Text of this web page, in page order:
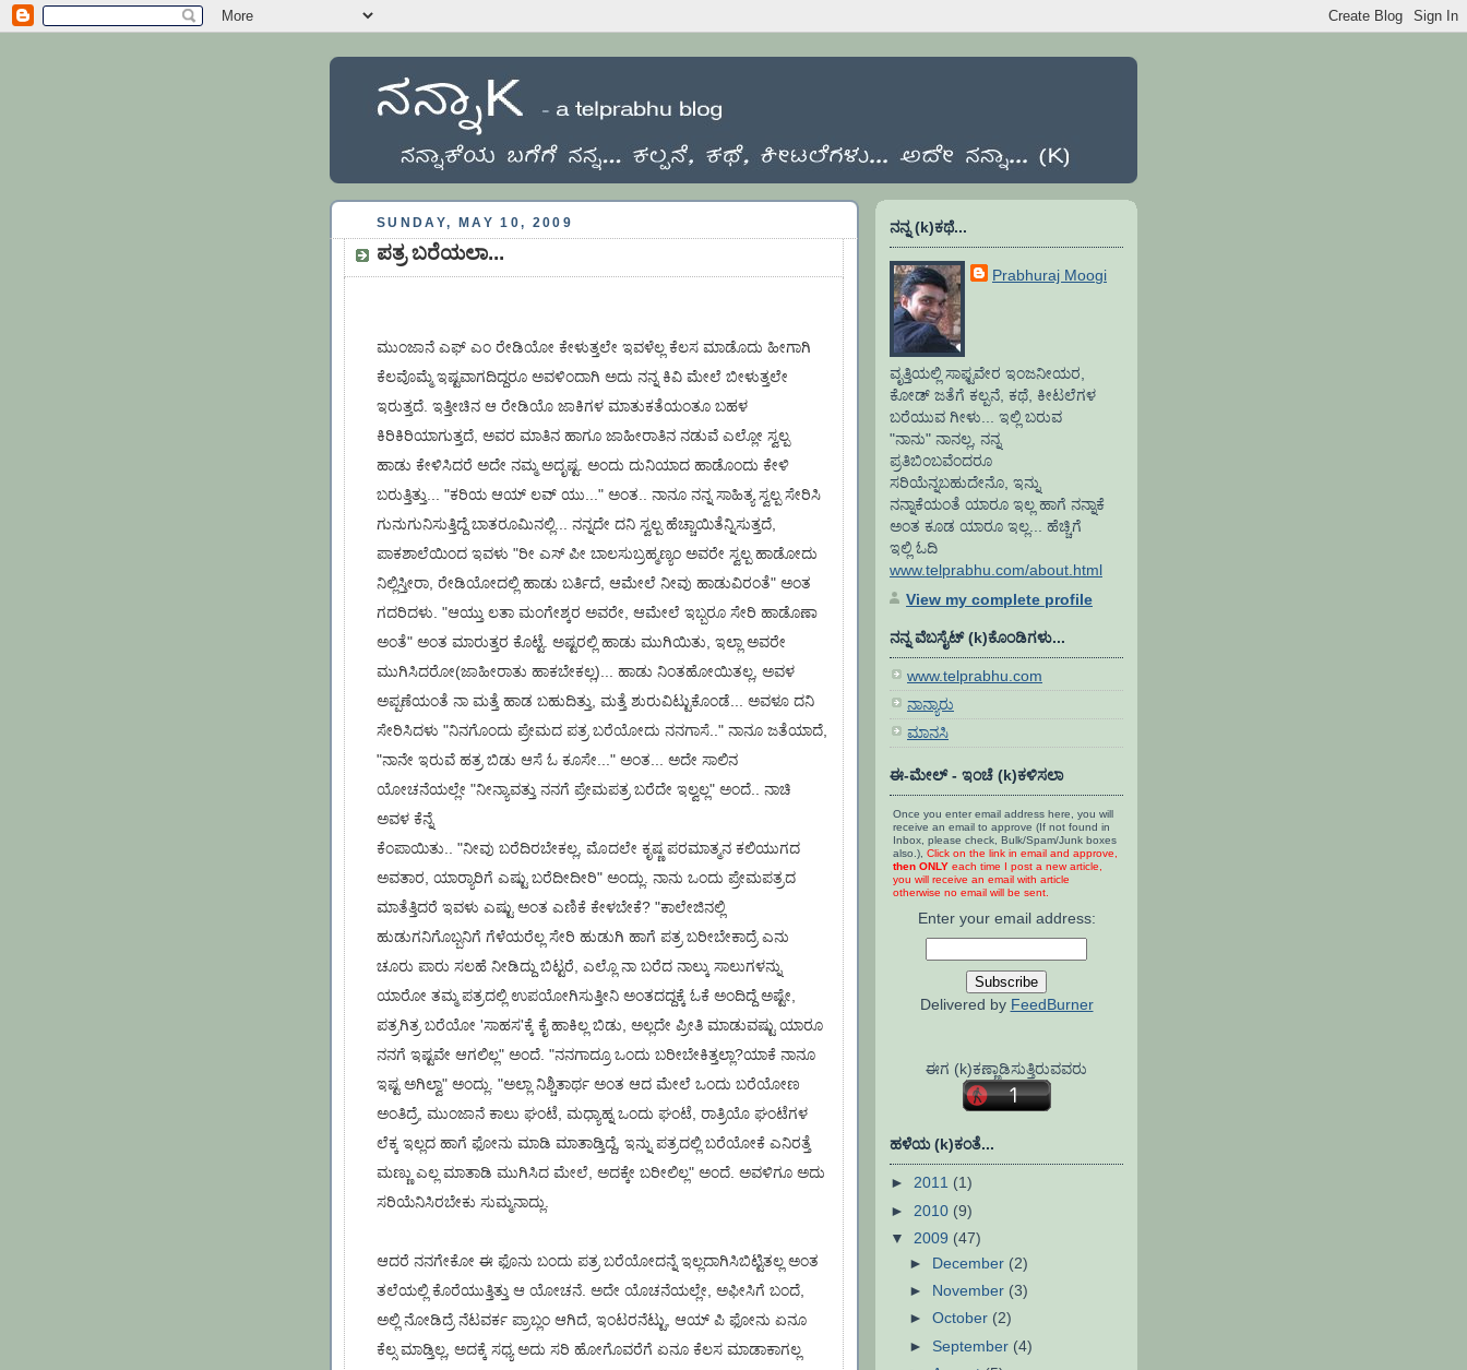
SUNDAY, MAY 10, 2009
ಪತ್ರ ಬರೆಯಲಾ...
ಮುಂಜಾನೆ ಎಫ್ ಎಂ ರೇಡಿಯೋ ಕೇಳುತ್ತಲೇ ಇವಳೆಲ್ಲ ಕೆಲಸ ಮಾಡೊದು ಹೀಗಾಗಿ
ಕೆಲವೊಮ್ಮೆ ಇಷ್ಟವಾಗದಿದ್ದರೂ ಅವಳಿಂದಾಗಿ ಅದು ನನ್ನ ಕಿವಿ ಮೇಲೆ ಬೀಳುತ್ತಲೇ
ಇರುತ್ತದೆ. ಇತ್ತೀಚಿನ ಆ ರೇಡಿಯೊ ಜಾಕಿಗಳ ಮಾತುಕತೆಯಂತೂ ಬಹಳ
ಕಿರಿಕಿರಿಯಾಗುತ್ತದೆ, ಅವರ ಮಾತಿನ ಹಾಗೂ ಜಾಹೀರಾತಿನ ನಡುವೆ ಎಲ್ಲೋ ಸ್ವಲ್ಪ
ಹಾಡು ಕೇಳಿಸಿದರೆ ಅದೇ ನಮ್ಮ ಅದೃಷ್ಟ. ಅಂದು ದುನಿಯಾದ ಹಾಡೊಂದು ಕೇಳಿ
ಬರುತ್ತಿತ್ತು... "ಕರಿಯ ಆಯ್ ಲವ್ ಯು..." ಅಂತ.. ನಾನೂ ನನ್ನ ಸಾಹಿತ್ಯ ಸ್ವಲ್ಪ ಸೇರಿಸಿ
ಗುನುಗುನಿಸುತ್ತಿದ್ದೆ ಬಾತರೂಮಿನಲ್ಲಿ... ನನ್ನದೇ ದನಿ ಸ್ವಲ್ಪ ಹೆಚ್ಚಾಯಿತೆನ್ನಿಸುತ್ತದೆ,
ಪಾಕಶಾಲೆಯಿಂದ ಇವಳು "ರೀ ಎಸ್ ಪೀ ಬಾಲಸುಬ್ರಹ್ಮಣ್ಯಂ ಅವರೇ ಸ್ವಲ್ಪ ಹಾಡೋದು
ನಿಲ್ಲಿಸ್ತೀರಾ, ರೇಡಿಯೋದಲ್ಲಿ ಹಾಡು ಬರ್ತಿದೆ, ಆಮೇಲೆ ನೀವು ಹಾಡುವಿರಂತೆ" ಅಂತ
ಗದರಿದಳು. "ಆಯ್ತು ಲತಾ ಮಂಗೇಶ್ಕರ ಅವರೇ, ಆಮೇಲೆ ಇಬ್ಬರೂ ಸೇರಿ ಹಾಡೊಣಾ
ಅಂತೆ" ಅಂತ ಮಾರುತ್ತರ ಕೊಟ್ಟೆ. ಅಷ್ಟರಲ್ಲಿ ಹಾಡು ಮುಗಿಯಿತು, ಇಲ್ಲಾ ಅವರೇ
ಮುಗಿಸಿದರೋ(ಜಾಹೀರಾತು ಹಾಕಬೇಕಲ್ಲ)... ಹಾಡು ನಿಂತಹೋಯಿತಲ್ಲ, ಅವಳ
ಅಪ್ಪಣೆಯಂತೆ ನಾ ಮತ್ತೆ ಹಾಡ ಬಹುದಿತ್ತು, ಮತ್ತೆ ಶುರುವಿಟ್ಟುಕೊಂಡೆ... ಅವಳೂ ದನಿ
ಸೇರಿಸಿದಳು "ನಿನಗೊಂದು ಪ್ರೇಮದ ಪತ್ರ ಬರೆಯೋದು ನನಗಾಸೆ.." ನಾನೂ ಜತೆಯಾದೆ,
"ನಾನೇ ಇರುವೆ ಹತ್ರ ಬಿಡು ಆಸೆ ಓ ಕೂಸೇ..." ಅಂತ... ಅದೇ ಸಾಲಿನ
ಯೋಚನೆಯಲ್ಲೇ "ನೀನ್ಯಾವತ್ತು ನನಗೆ ಪ್ರೇಮಪತ್ರ ಬರೆದೇ ಇಲ್ವಲ್ಲ" ಅಂದೆ.. ನಾಚಿ
ಅವಳ ಕೆನ್ನೆ
ಕೆಂಪಾಯಿತು.. "ನೀವು ಬರೆದಿರಬೇಕಲ್ಲ, ಮೊದಲೇ ಕೃಷ್ಣ ಪರಮಾತ್ಮನ ಕಲಿಯುಗದ
ಅವತಾರ, ಯಾರ್‍ಯಾರಿಗೆ ಎಷ್ಟು ಬರೆದೀದೀರಿ" ಅಂದ್ಲು. ನಾನು ಒಂದು ಪ್ರೇಮಪತ್ರದ
ಮಾತೆತ್ತಿದರೆ ಇವಳು ಎಷ್ಟು ಅಂತ ಎಣಿಕೆ ಕೇಳಬೇಕೆ? "ಕಾಲೇಜಿನಲ್ಲಿ
ಹುಡುಗನಿಗೊಬ್ಬನಿಗೆ ಗೆಳೆಯರೆಲ್ಲ ಸೇರಿ ಹುಡುಗಿ ಹಾಗೆ ಪತ್ರ ಬರೀಬೇಕಾದ್ರೆ ಎನು
ಚೂರು ಪಾರು ಸಲಹೆ ನೀಡಿದ್ದು ಬಿಟ್ಟರೆ, ಎಲ್ಲೊ ನಾ ಬರೆದ ನಾಲ್ಕು ಸಾಲುಗಳನ್ನು
ಯಾರೋ ತಮ್ಮ ಪತ್ರದಲ್ಲಿ ಉಪಯೋಗಿಸುತ್ತೀನಿ ಅಂತದದ್ದಕ್ಕೆ ಓಕೆ ಅಂದಿದ್ದೆ ಅಷ್ಟೇ,
ಪತ್ರಗಿತ್ರ ಬರೆಯೋ 'ಸಾಹಸ'ಕ್ಕೆ ಕೈ ಹಾಕಿಲ್ಲ ಬಿಡು, ಅಲ್ಲದೇ ಪ್ರೀತಿ ಮಾಡುವಷ್ಟು ಯಾರೂ
ನನಗೆ ಇಷ್ಟವೇ ಆಗಲಿಲ್ಲ" ಅಂದೆ. "ನನಗಾದ್ರೂ ಒಂದು ಬರೀಬೇಕಿತ್ತಲ್ಲಾ?ಯಾಕೆ ನಾನೂ
ಇಷ್ಟ ಅಗಿಲ್ವಾ" ಅಂದ್ಲು. "ಅಲ್ಲಾ ನಿಶ್ಚಿತಾರ್ಥ ಅಂತ ಆದ ಮೇಲೆ ಒಂದು ಬರೆಯೋಣ
ಅಂತಿದ್ರೆ, ಮುಂಜಾನೆ ಕಾಲು ಘಂಟೆ, ಮಧ್ಯಾಹ್ನ ಒಂದು ಘಂಟೆ, ರಾತ್ರಿಯೊ ಘಂಟೆಗಳ
ಲೆಕ್ಕ ಇಲ್ಲದ ಹಾಗೆ ಫೋನು ಮಾಡಿ ಮಾತಾಡ್ತಿದ್ದೆ, ಇನ್ನು ಪತ್ರದಲ್ಲಿ ಬರೆಯೋಕೆ ಎನಿರತ್ತೆ
ಮಣ್ಣು ಎಲ್ಲ ಮಾತಾಡಿ ಮುಗಿಸಿದ ಮೇಲೆ, ಅದಕ್ಕೇ ಬರೀಲಿಲ್ಲ" ಅಂದೆ. ಅವಳಿಗೂ ಅದು
ಸರಿಯೆನಿಸಿರಬೇಕು ಸುಮ್ಮನಾದ್ಲು.
ಆದರೆ ನನಗೇಕೋ ಈ ಫೊನು ಬಂದು ಪತ್ರ ಬರೆಯೋದನ್ನೆ ಇಲ್ಲದಾಗಿಸಿಬಿಟ್ಟಿತಲ್ಲ ಅಂತ
ತಲೆಯಲ್ಲಿ ಕೊರೆಯುತ್ತಿತ್ತು ಆ ಯೋಚನೆ. ಅದೇ ಯೊಚನೆಯಲ್ಲೇ, ಅಫೀಸಿಗೆ ಬಂದೆ,
ಅಲ್ಲಿ ನೋಡಿದ್ರೆ ನೆಟವರ್ಕ ಪ್ರಾಬ್ಲಂ ಆಗಿದೆ, ಇಂಟರನೆಟ್ಟು, ಆಯ್ ಪಿ ಫೋನು ಏನೂ
ಕೆಲ್ಸ ಮಾಡ್ತಿಲ್ಲ, ಅದಕ್ಕೆ ಸಧ್ಯ ಅದು ಸರಿ ಹೋಗೊವರೆಗೆ ಏನೂ ಕೆಲಸ ಮಾಡಾಕಾಗಲ್ಲ
ನನ್ನ (k)ಕಥೆ...
Prabhuraj Moogi
ವೃತ್ತಿಯಲ್ಲಿ ಸಾಫ್ಟವೇರ ಇಂಜನೀಯರ,
ಕೋಡ್ ಜತೆಗೆ ಕಲ್ಪನೆ, ಕಥೆ, ಕೀಟಲೆಗಳ
ಬರೆಯುವ ಗೀಳು... ಇಲ್ಲಿ ಬರುವ
"ನಾನು" ನಾನಲ್ಲ, ನನ್ನ
ಪ್ರತಿಬಿಂಬವೆಂದರೂ
ಸರಿಯೆನ್ನಬಹುದೇನೊ, ಇನ್ನು
ನನ್ನಾಕೆಯಂತೆ ಯಾರೂ ಇಲ್ಲ ಹಾಗೆ ನನ್ನಾಕೆ
ಅಂತ ಕೂಡ ಯಾರೂ ಇಲ್ಲ... ಹೆಚ್ಚಿಗೆ
ಇಲ್ಲಿ ಓದಿ
www.telprabhu.com/about.html
View my complete profile
ನನ್ನ ವೆಬಸೈಟ್ (k)ಕೊಂಡಿಗಳು...
www.telprabhu.com
ನಾನ್ಯಾರು
ಮಾನಸಿ
ಈ-ಮೇಲ್ - ಇಂಚೆ (k)ಕಳಿಸಲಾ
Once you enter email address here, you will
receive an email to approve (If not found in
Inbox, please check, Bulk/Spam/Junk boxes
also.), Click on the link in email and approve,
then ONLY each time I post a new article,
you will receive an email with article
otherwise no email will be sent.
Enter your email address:
Delivered by FeedBurner
ಈಗ (k)ಕಣ್ಣಾಡಿಸುತ್ತಿರುವವರು
ಹಳೆಯ (k)ಕಂತೆ...
► 2011 (1)
► 2010 (9)
▼ 2009 (47)
► December (2)
► November (3)
► October (2)
► September (4)